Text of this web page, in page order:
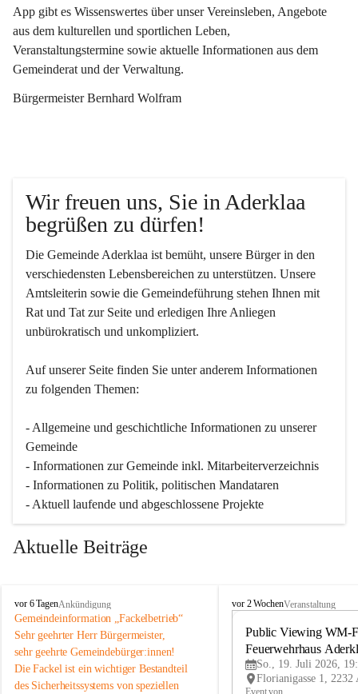
App gibt es Wissenswertes über unser Vereinsleben, Angebote
aus dem kulturellen und sportlichen Leben,
Veranstaltungstermine sowie aktuelle Informationen aus dem
Gemeinderat und der Verwaltung.
Bürgermeister Bernhard Wolfram
Wir freuen uns, Sie in Aderklaa
begrüßen zu dürfen!
Die Gemeinde Aderklaa ist bemüht, unsere Bürger in den
verschiedensten Lebensbereichen zu unterstützen. Unsere
Amtsleiterin sowie die Gemeindeführung stehen Ihnen mit
Rat und Tat zur Seite und erledigen Ihre Anliegen
unbürokratisch und unkompliziert.
Auf unserer Seite finden Sie un­ter an­de­rem Informationen
zu folgenden Themen:
- Allgemeine und geschichtliche Informationen zu unserer
Gemeinde
- Informationen zur Gemeinde inkl. Mitarbeiterverzeichnis
- Informationen zu Politik, politischen Mandataren
- Aktuell laufende und abgeschlossene Projekte
Aktuelle Beiträge
A
d
e
r
k
l
a
vor 6 TagenAnkündigung
Gemeindeinformation „Fackelbetrieb“
Sehr geehrter Herr Bürgermeister,
sehr geehrte Gemeindebürger:innen!
Die Fackel ist ein wichtiger Bestandteil
des Sicherheitssystems von speziellen
A
vor 2 WochenVeranstaltung
Public Viewing WM-
Feuerwehrhaus
So., 19. Juli 2026,
Event von